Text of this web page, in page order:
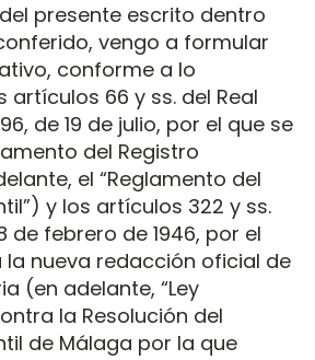
presente escrito dentro
vengo a formular
conforme a lo
artículos 66 y ss. del Real
de 19 de julio, por el que se
del Registro
el “Reglamento del
y los artículos 322 y ss.
de febrero de 1946, por el
la nueva redacción oficial de
(en adelante, “Ley
la Resolución del
de Málaga por la que